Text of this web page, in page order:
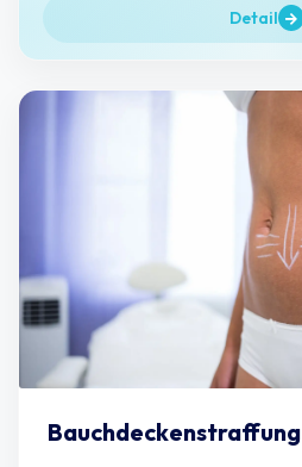
Detail
Bauchdeckenstraffung